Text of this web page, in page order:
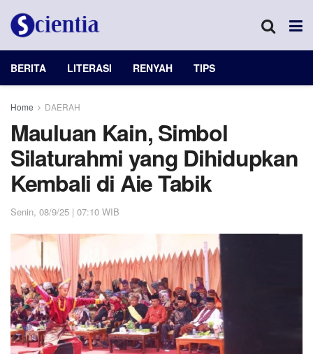
BERITA LITERASI RENYAH TIPS
Home DAERAH
Mauluan Kain, Simbol
Silaturahmi yang Dihidupkan
Kembali di Aie Tabik
Senin, 08/9/25 | 07:10 WIB